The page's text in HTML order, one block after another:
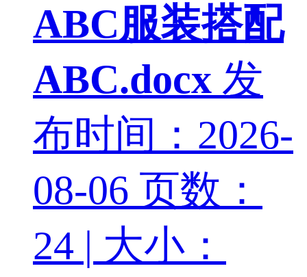
ABC服装搭配
ABC.docx 发
布时间：2026-
08-06 页数：
24 | 大小：